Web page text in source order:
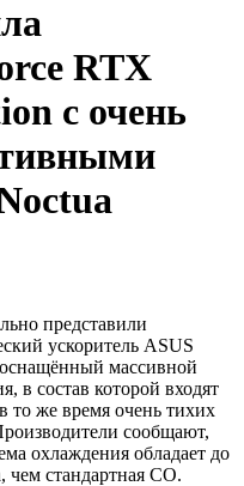
RTX
с очень
представили
ускоритель ASUS
массивной
в состав которой входят
то же время очень тихих
сообщают,
охлаждения обладает до
чем стандартная СО.